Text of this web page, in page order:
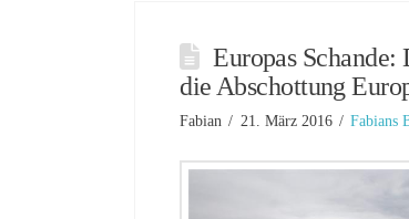
Europas
die Abschottung
Fabian 21. März 2016 Fabians